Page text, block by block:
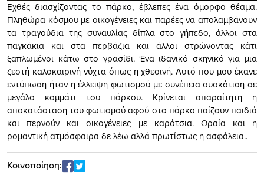
Εχθές διασχίζοντας το πάρκο, έβλεπες ένα όμορφο θέαμα.
Πληθώρα κόσμου με οικογένειες και παρέες να απολαμβάνουν
τα τραγούδια της συναυλίας δίπλα στο γήπεδο, άλλοι στα
παγκάκια και στα περβάζια και άλλοι στρώνοντας κάτι
ξαπλωμένοι κάτω στο γρασίδι. Ένα ιδανικό σκηνικό για μια
ζεστή καλοκαιρινή νύχτα όπως η χθεσινή. Αυτό που μου έκανε
εντύπωση ήταν η έλλειψη φωτισμού με συνέπεια συσκότιση σε
μεγάλο κομμάτι του πάρκου. Κρίνεται απαραίτητη η
αποκατάσταση του φωτισμού αφού στο πάρκο παίζουν παιδιά
και περνούν και οικογένειες με καρότσια. Ωραία και η
ρομαντική ατμόσφαιρα δε λέω αλλά πρωτίστως η ασφάλεια..
Κοινοποίηση: